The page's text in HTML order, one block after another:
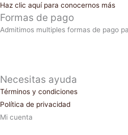
Haz clic aquí para conocernos más
Formas de pago
Admitimos multiples formas de pago
Necesitas ayuda
Términos y condiciones
Política de privacidad
Mi cuenta